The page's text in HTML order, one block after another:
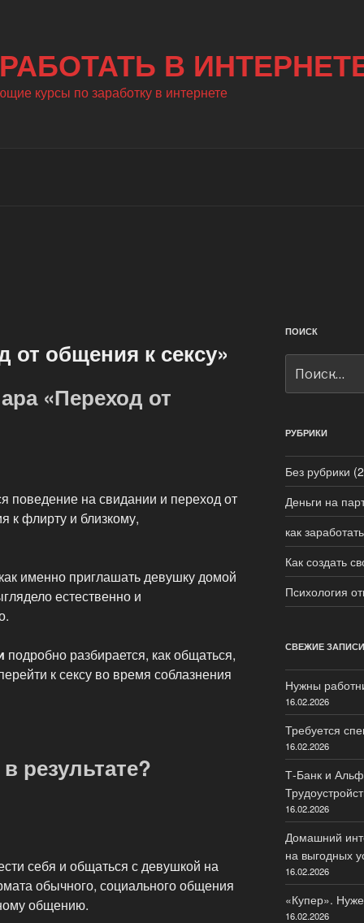
В
курсы по заработку в интернете
от общения к сексу»
«Переход от
поведение на свидании и переход от
к флирту и близкому,
именно приглашать девушку домой
естественно и
подробно разбирается, как общаться,
к сексу во время соблазнения
результате?
себя и общаться с девушкой на
обычного, социального общения
общению.
ПОИСК
РУБРИКИ
Без рубрики
Деньги на
как
Как создать
Психология
СВЕЖИЕ ЗАПИСИ
Нужны
16.02.2026
Требуется
16.02.2026
Т-Банк и
16.02.2026
Домашний
на выгодных
16.02.2026
«Купер».
16.02.2026